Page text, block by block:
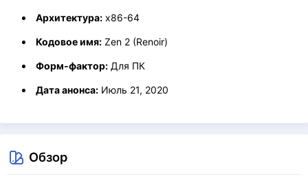
Архитектура: x86-64
Кодовое имя: Zen 2 (Renoir)
Форм-фактор: Для ПК
Дата анонса: Июль 21, 2020
Обзор